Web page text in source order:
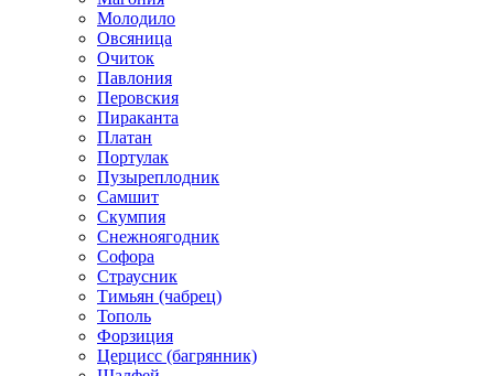
Молодило
Овсяница
Очиток
Павлония
Перовския
Пираканта
Платан
Портулак
Пузыреплодник
Самшит
Скумпия
Снежноягодник
Софора
Страусник
Тимьян (чабрец)
Тополь
Форзиция
Церцисс (багрянник)